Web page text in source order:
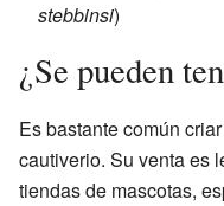
stebbinsi)
¿Se pueden
Es bastante común
cautiverio. Su venta es
tiendas de mascotas,